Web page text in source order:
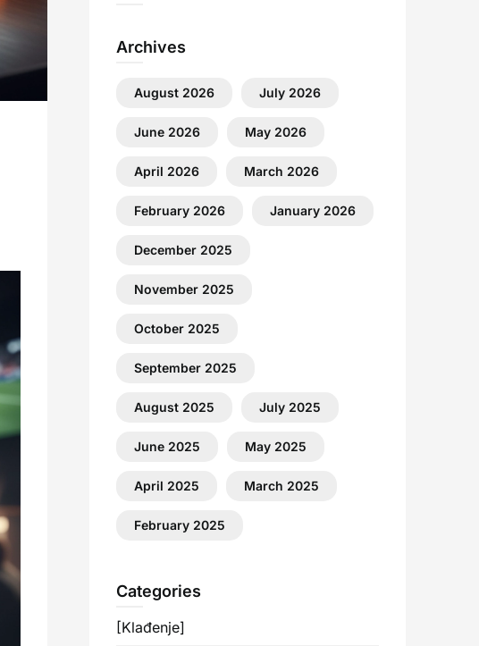
Archives
August 2026 July 2026
June 2026 May 2026
April 2026 March 2026
February 2026 January 2026
December 2025
November 2025
October 2025
September 2025
August 2025 July 2025
June 2025 May 2025
April 2025 March 2025
February 2025
Categories
[Klađenje]